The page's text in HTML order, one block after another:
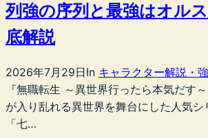
列強の序列と最強はオル
底解説
2026年7月29日In キャラクター解説・
『無職転生 ～異世界行ったら本気だす
が入り乱れる異世界を舞台にした人気シ
「七…